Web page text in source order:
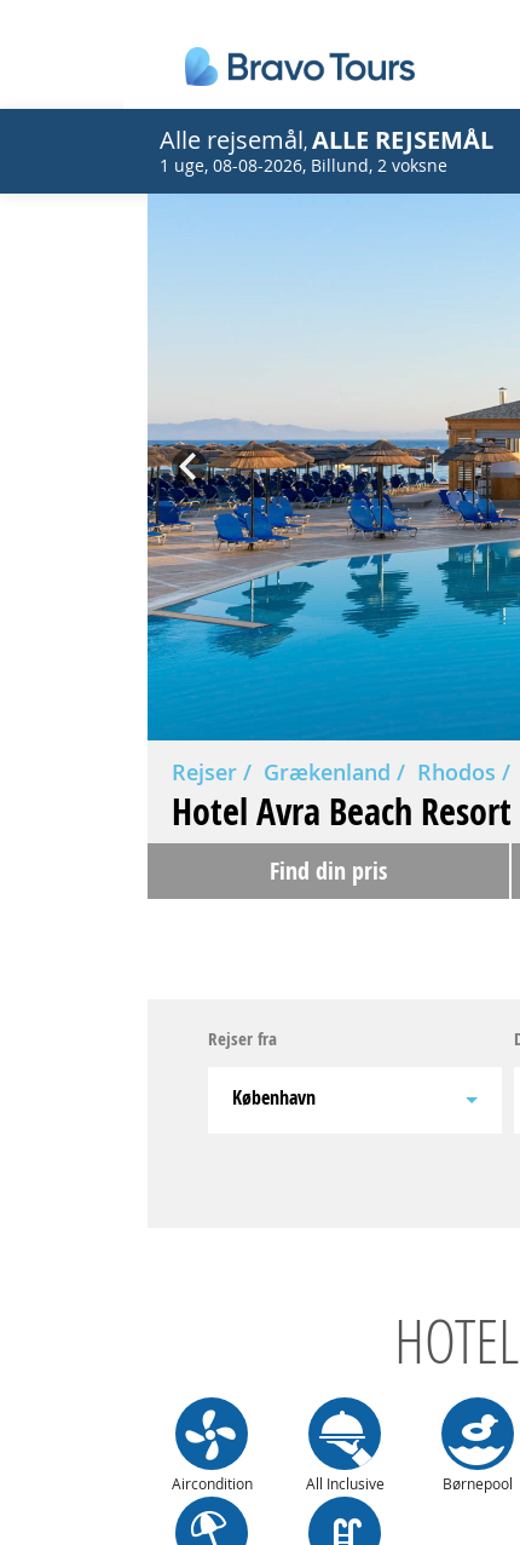
Alle rejsemål, ALLE REJSEMÅL
1 uge, 08-08-2026, Billund, 2 voksne
Prev
Rejser Grækenland Rhodos
Hotel Avra Beach
Find din pris
Rejser fra
København
Aircondition All Inclusive Børnepool